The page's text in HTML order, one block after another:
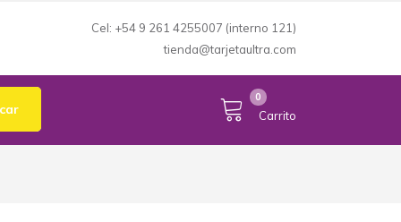
Cel: +54 9 261 4255007 (interno 121)
tienda@tarjetaultra.com
Carrito
0